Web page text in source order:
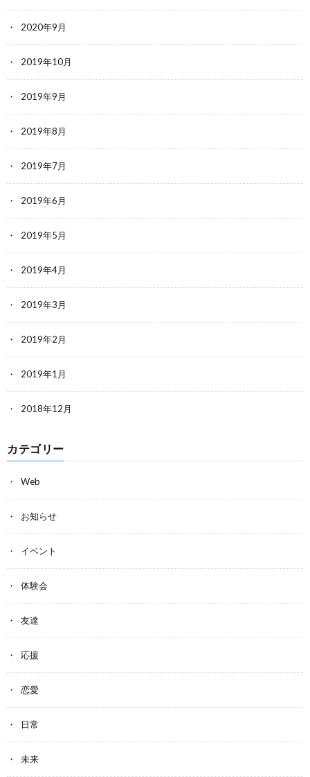
2020年9月
2019年10月
2019年9月
2019年8月
2019年7月
2019年6月
2019年5月
2019年4月
2019年3月
2019年2月
2019年1月
2018年12月
カテゴリー
Web
お知らせ
イベント
体験会
友達
応援
恋愛
日常
未来